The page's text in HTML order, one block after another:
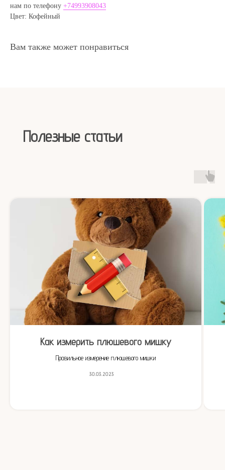
нам по телефону +74993908043
Цвет: Кофейный
Вам также может понравиться
Как измерить плюшевого мишку
Правильное измерение плюшевого мишки
30.03.2023